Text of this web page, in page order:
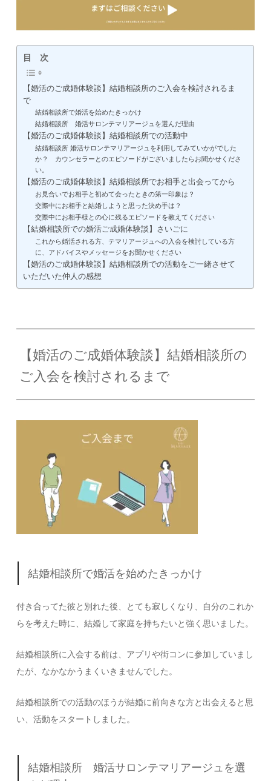
目 次
【婚活のご成婚体験談】結婚相談所のご入会を検討されるま
で
結婚相談所で婚活を始めたきっかけ
結婚相談所 婚活サロンテマリアージュを選んだ理由
【婚活のご成婚体験談】結婚相談所での活動中
結婚相談所 婚活サロンテマリアージュを利用してみていかがでした
か？ カウンセラーとのエピソードがございましたらお聞かせくださ
い。
【婚活のご成婚体験談】結婚相談所でお相手と出会ってから
お見合いでお相手と初めて会ったときの第一印象は？
交際中にお相手と結婚しようと思った決め手は？
交際中にお相手様との心に残るエピソードを教えてください
【結婚相談所での婚活ご成婚体験談】さいごに
これから婚活される方、テマリアージュへの入会を検討している方
に、アドバイスやメッセージをお聞かせください
【婚活のご成婚体験談】結婚相談所での活動をご一緒させて
いただいた仲人の感想
【婚活のご成婚体験談】結婚相談所の
ご入会を検討されるまで
結婚相談所で婚活を始めたきっかけ
付き合ってた彼と別れた後、とても寂しくなり、自分のこれか
らを考えた時に、結婚して家庭を持ちたいと強く思いました。
結婚相談所に入会する前は、アプリや街コンに参加していまし
たが、なかなかうまくいきませんでした。
結婚相談所での活動のほうが結婚に前向きな方と出会えると思
い、活動をスタートしました。
結婚相談所 婚活サロンテマリアージュを選